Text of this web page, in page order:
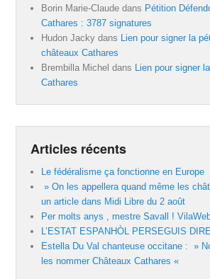
Borin Marie-Claude dans Pétition
Cathares : 3787 signatures
Hudon Jacky dans Lien pour signer la
châteaux Cathares
Brembilla Michel dans Lien pour signer
Cathares
Articles récents
Le fédéralisme ça fonctionne en Europe
» On les appellera quand même les
un article dans Midi Libre du 2 août
Per molts anys , mestre Savall !
L’ESTAT ESPANHÒL PERSEGUIS
Estella Du Val chanteuse occitane : »
les nommer Châteaux Cathares «